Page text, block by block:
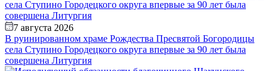
7 августа 2026
В руинированном храме Рождества Пресвятой Богородицы
села Ступино Городецкого округа впервые за 90 лет была
совершена Литургия